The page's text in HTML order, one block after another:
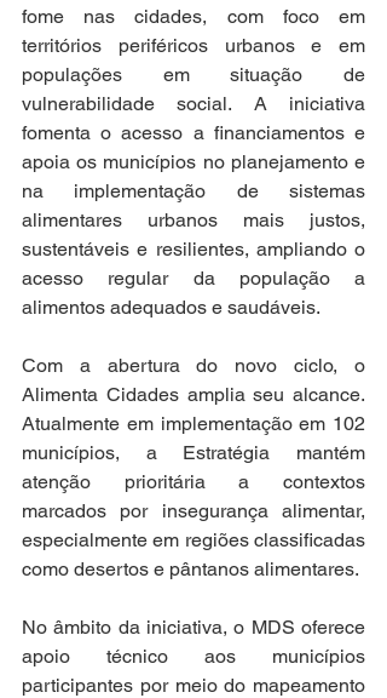
fome nas cidades, com foco em
territórios periféricos urbanos e em
populações em situação de
vulnerabilidade social. A iniciativa
fomenta o acesso a financiamentos e
apoia os municípios no planejamento e
na implementação de sistemas
alimentares urbanos mais justos,
sustentáveis e resilientes, ampliando o
acesso regular da população a
alimentos adequados e saudáveis.
Com a abertura do novo ciclo, o
Alimenta Cidades amplia seu alcance.
Atualmente em implementação em 102
municípios, a Estratégia mantém
atenção prioritária a contextos
marcados por insegurança alimentar,
especialmente em regiões classificadas
como desertos e pântanos alimentares.
No âmbito da iniciativa, o MDS oferece
apoio técnico aos municípios
participantes por meio do mapeamento